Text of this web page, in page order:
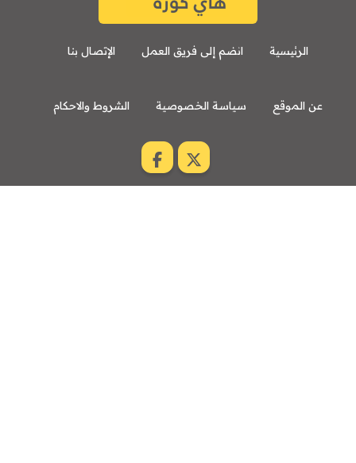
الرئيسية انضم إلى فريق العمل الإتصال بنا
عن الموقع سياسة الخصوصية الشروط والاحكام